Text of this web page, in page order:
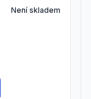
Není skladem